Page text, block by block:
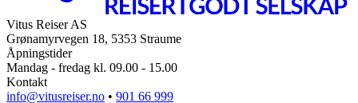
Vitus Reiser AS
Grønamyrvegen 18, 5353 Straume
Åpningstider
Mandag - fredag kl. 09.00 - 15.00
Kontakt
info@vitusreiser.no • 901 66 999